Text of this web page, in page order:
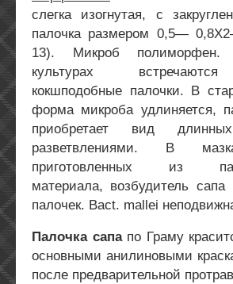
слегка изогнутая, с
палочка размером 0,5—
13). Микроб
культурах
кокшподобные палочки. В
форма микроба удлиняется,
приобретает вид
разветвлениями. В
приготовленных из
материала, возбудитель
палочек. Bact. mallei
Палочка сапапо Граму
основными анилиновыми
после предварительной